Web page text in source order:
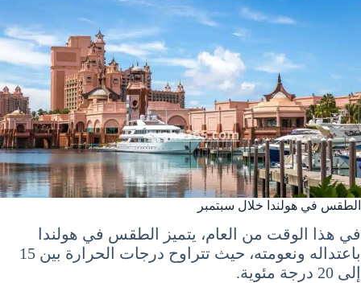
الطقس في هولندا خلال سبتمبر
في هذا الوقت من العام، يتميز الطقس في هولندا
باعتداله ونعومته، حيث تتراوح درجات الحرارة بين 15
إلى 20 درجة مئوية.